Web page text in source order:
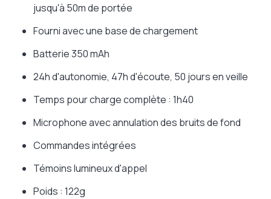
jusqu'à 50m de portée
Fourni avec une base de chargement
Batterie 350 mAh
24h d'autonomie, 47h d'écoute, 50 jours en veille
Temps pour charge complète : 1h40
Microphone avec annulation des bruits de fond
Commandes intégrées
Témoins lumineux d'appel
Poids : 122g